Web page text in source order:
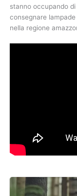
stanno occupando di
consegnare
nella regione